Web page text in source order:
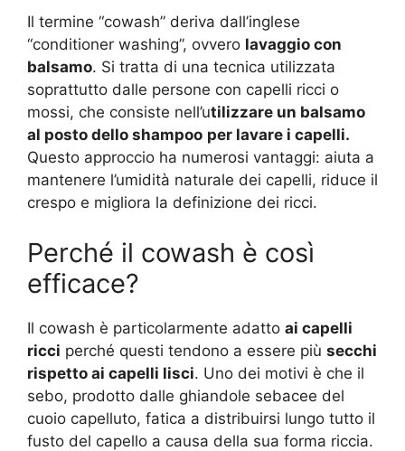
Il termine “cowash” deriva dall’inglese
“conditioner washing”, ovvero lavaggio con
balsamo. Si tratta di una tecnica utilizzata
soprattutto dalle persone con capelli ricci o
mossi, che consiste nell’utilizzare un balsamo
al posto dello shampoo per lavare i capelli.
Questo approccio ha numerosi vantaggi: aiuta a
mantenere l’umidità naturale dei capelli, riduce il
crespo e migliora la definizione dei ricci.
Perché il cowash è così
efficace?
Il cowash è particolarmente adatto ai capelli
ricci perché questi tendono a essere più secchi
rispetto ai capelli lisci. Uno dei motivi è che il
sebo, prodotto dalle ghiandole sebacee del
cuoio capelluto, fatica a distribuirsi lungo tutto il
fusto del capello a causa della sua forma riccia.